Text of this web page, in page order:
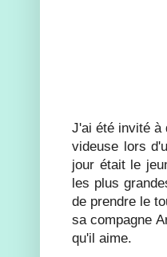
J'ai été invité à
videuse lors
jour était le
les plus
de prendre le
sa compagne
qu'il aime.